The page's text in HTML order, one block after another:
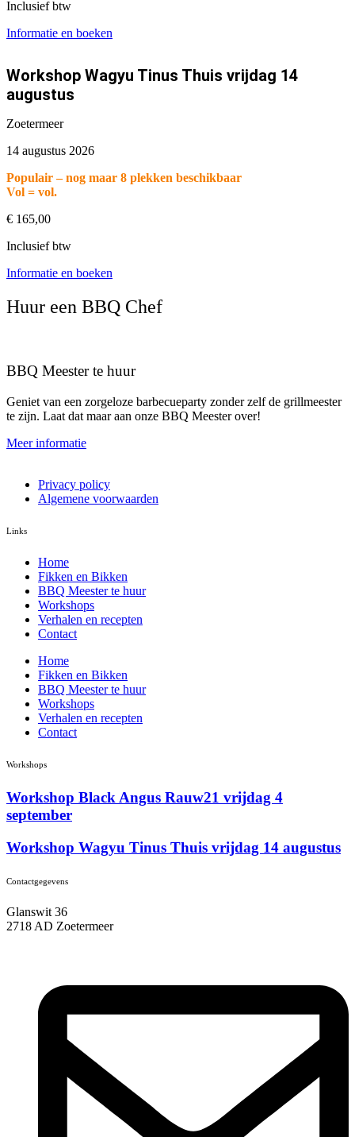
Inclusief btw
Informatie en boeken
Workshop Wagyu Tinus Thuis vrijdag 14
augustus
Zoetermeer
14 augustus 2026
Populair – nog maar 8 plekken beschikbaar
Vol = vol.
€ 165,00
Inclusief btw
Informatie en boeken
Huur een BBQ Chef
BBQ Meester te huur
Geniet van een zorgeloze barbecueparty zonder zelf de grillmeester
te zijn. Laat dat maar aan onze BBQ Meester over!
Meer informatie
Privacy policy
Algemene voorwaarden
Links
Home
Fikken en Bikken
BBQ Meester te huur
Workshops
Verhalen en recepten
Contact
Home
Fikken en Bikken
BBQ Meester te huur
Workshops
Verhalen en recepten
Contact
Workshops
Workshop Black Angus Rauw21 vrijdag 4
september
Workshop Wagyu Tinus Thuis vrijdag 14 augustus
Contactgegevens
Glanswit 36
2718 AD Zoetermeer